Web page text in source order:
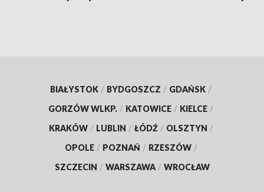
BIAŁYSTOK / BYDGOSZCZ / GDAŃSK /
GORZÓW WLKP. / KATOWICE / KIELCE /
KRAKÓW / LUBLIN / ŁÓDŹ / OLSZTYN /
OPOLE / POZNAŃ / RZESZÓW /
SZCZECIN / WARSZAWA / WROCŁAW